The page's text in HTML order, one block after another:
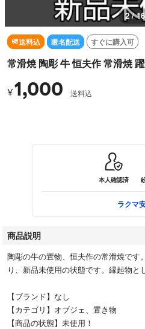
3 / 16
送料込 匿名配送 すぐに購入可
常滑焼 陶彫 牛 恒夫作 常滑焼
¥1,000 送料込
本人確認済
ラクマ
商品説明
陶彫の牛の置物、恒夫作の常滑焼です
り、新品未使用の状態です。縁起物と
【ブランド】なし
【カテゴリ】オブジェ、置き物
【商品の状態】未使用！